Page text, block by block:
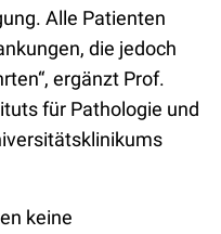
Alle Patienten
die jedoch
ergänzt Prof.
für Pathologie und
keine